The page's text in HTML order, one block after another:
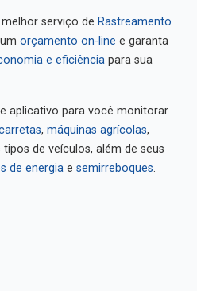
serviço de Rastreamento
orçamento on-line e garanta
e eficiência para sua
aplicativo para você monitorar
, máquinas agrícolas,
de veículos, além de seus
de energia e semirreboques.